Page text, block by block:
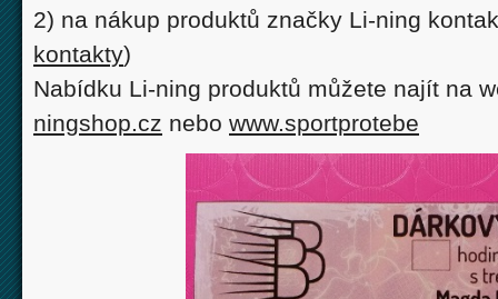
2) na nákup produktů značky Li-ning
kontakty)
Nabídku Li-ning produktů můžete najít na
ningshop.cz nebo www.sportprotebe